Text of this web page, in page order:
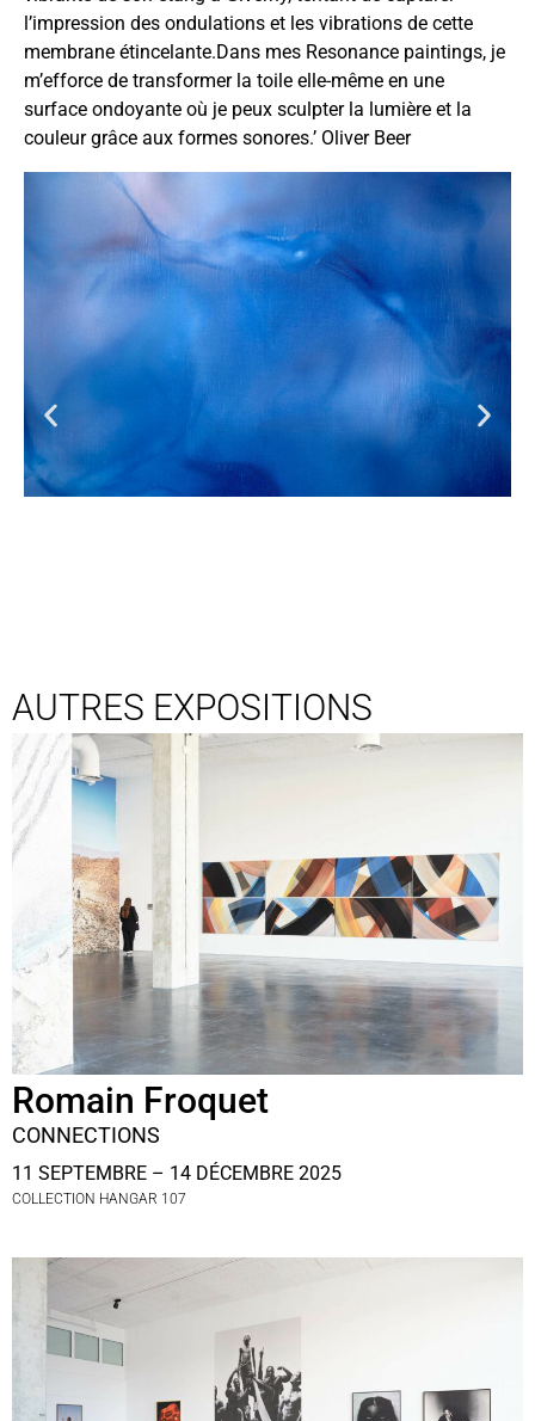
l’impression des ondulations et les vibrations de cette
membrane étincelante.Dans mes Resonance paintings, je
m’efforce de transformer la toile elle-même en une
surface ondoyante où je peux sculpter la lumière et la
couleur grâce aux formes sonores.’ Oliver Beer
AUTRES EXPOSITIONS
Romain Froquet
CONNECTIONS
11 SEPTEMBRE – 14 DÉCEMBRE 2025
COLLECTION HANGAR 107